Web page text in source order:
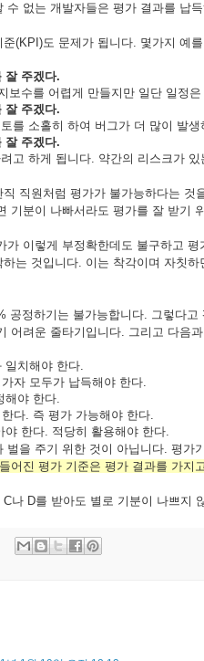
수 없는 개발자들은 평가 결과를 납
준(KPI)도 문제가 됩니다. 몇가지 예
잘 주겠다.
보수를 어렵게 만들지만 일단 일정
잘 주겠다.
를 소홀히 하여 버그가 더 많이 발
잘 주겠다.
고 하게 됩니다. 약간의 리스크가
직원처럼 평가가 불가능하다는
기분이 나빠서라도 평가를 잘 받기
가 이렇게 부정확한데도 불구하고
는 것입니다. 이는 착각이며 자칫
공정하기는 불가능합니다. 그렇다
어려운 줄타기입니다. 그리고 다음
일치해야 한다.
자 모두가 납득해야 한다.
해야 한다.
다. 즉 평가 가능해야 한다.
한다. 적당히 활용해야 한다.
벌을 주기 위한 것이 아닙니다. 평
어진 평가 기준은 평가 결과를 가지
나 D를 받아도 별로 기분이 나쁘지